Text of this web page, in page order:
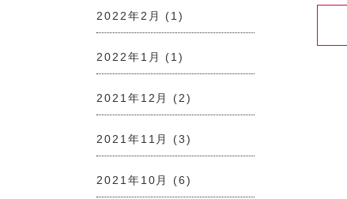
2022年2月 (1)
2022年1月 (1)
2021年12月 (2)
2021年11月 (3)
2021年10月 (6)